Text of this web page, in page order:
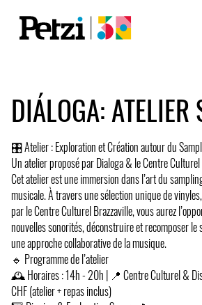
DIÁLOGA:
🎛️ Atelier : Exploration et Création autour du
Un atelier proposé par Dialoga & le Centre
Cet atelier est une immersion dans l’art du
musicale. À travers une sélection unique de
par le Centre Culturel Brazzaville, vous aurez
nouvelles sonorités, déconstruire et recomposer le
une approche collaborative de la musique.
🔹 Programme de l’atelier
🕰 Horaires : 14h - 20h | 📍 Centre Culturel &
CHF (atelier + repas inclus)